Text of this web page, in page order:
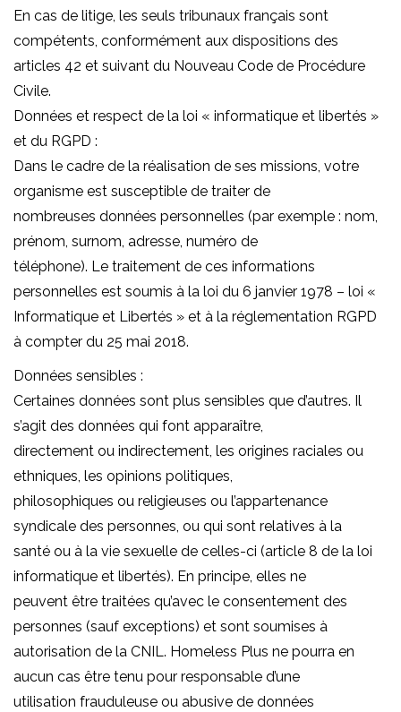
En cas de litige, les seuls tribunaux français sont
compétents, conformément aux dispositions des
articles 42 et suivant du Nouveau Code de Procédure
Civile.
Données et respect de la loi « informatique et libertés »
et du RGPD :
Dans le cadre de la réalisation de ses missions, votre
organisme est susceptible de traiter de
nombreuses données personnelles (par exemple : nom,
prénom, surnom, adresse, numéro de
téléphone). Le traitement de ces informations
personnelles est soumis à la loi du 6 janvier 1978 – loi «
Informatique et Libertés » et à la réglementation RGPD
à compter du 25 mai 2018.
Données sensibles :
Certaines données sont plus sensibles que d’autres. Il
s’agit des données qui font apparaître,
directement ou indirectement, les origines raciales ou
ethniques, les opinions politiques,
philosophiques ou religieuses ou l’appartenance
syndicale des personnes, ou qui sont relatives à la
santé ou à la vie sexuelle de celles-ci (article 8 de la loi
informatique et libertés). En principe, elles ne
peuvent être traitées qu’avec le consentement des
personnes (sauf exceptions) et sont soumises à
autorisation de la CNIL. Homeless Plus ne pourra en
aucun cas être tenu pour responsable d’une
utilisation frauduleuse ou abusive de données